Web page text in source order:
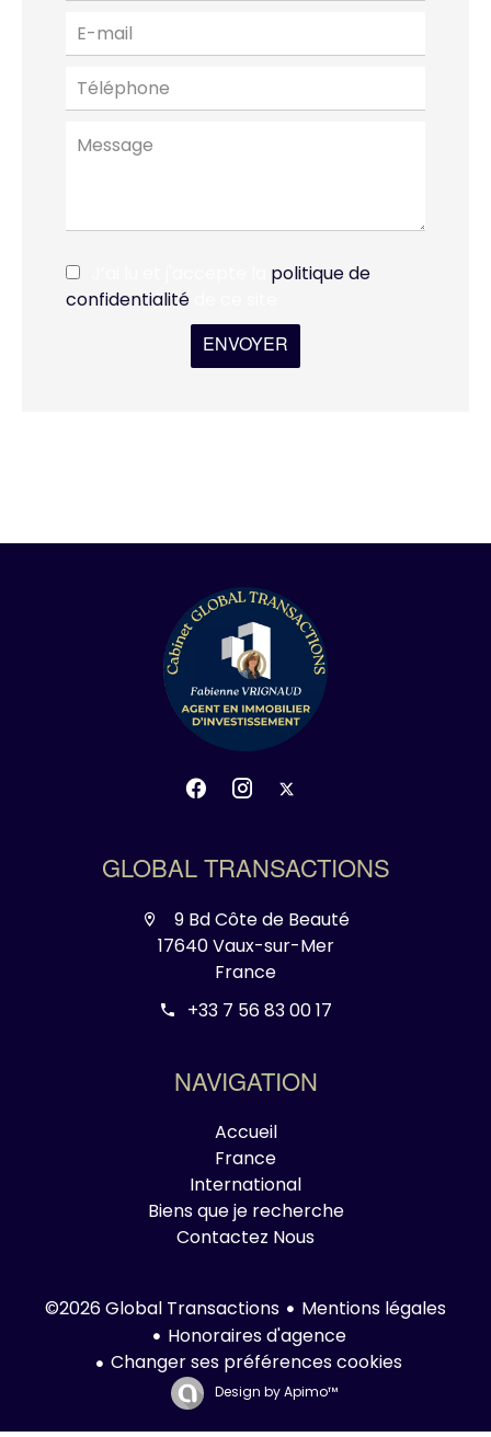
politique de
confidentialité
ENVOYER
GLOBAL TRANSACTIONS
9 Bd Côte de Beauté
17640 Vaux-sur-Mer
France
+33 7 56 83 00 17
NAVIGATION
Accueil
France
International
Biens que je recherche
Contactez Nous
©2026 Global Transactions
Mentions légales
Honoraires d'agence
Changer ses préférences cookies
Design byApimo™